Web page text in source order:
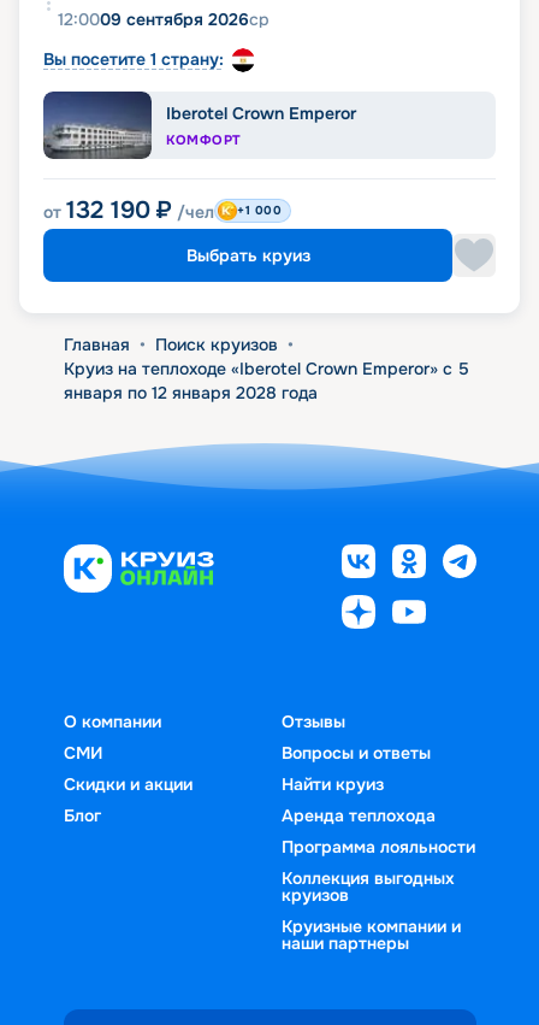
12:0009 сентября 2026ср
Вы посетите 1 страну:
Iberotel Crown Emperor
КОМФОРТ
от 132 190 ₽ /чел +1 000
Выбрать круиз
Главная • Поиск круизов •
Круиз на теплоходе «Iberotel Crown Emperor» с 5
января по 12 января 2028 года
О компании
СМИ
Скидки и акции
Блог
Отзывы
Вопросы и ответы
Найти круиз
Аренда теплохода
Программа лояльности
Коллекция выгодных
круизов
Круизные компании и
наши партнеры